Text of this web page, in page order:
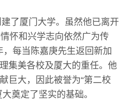
了厦门大学。虽然他已离开
怀和兴学志向依然广为传
每当陈嘉庚先生返回新加
集美各校及厦大的重任。他
巨大，因此被誉为“第二校
奠定了坚实的基础。